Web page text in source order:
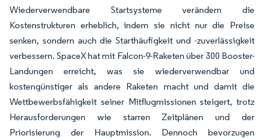
Wiederverwendbare Startsysteme verändern die
Kostenstrukturen erheblich, indem sie nicht nur die Preise
senken, sondern auch die Starthäufigkeit und -zuverlässigkeit
verbessern. SpaceX hat mit Falcon-9-Raketen über 300 Booster-
Landungen erreicht, was sie wiederverwendbar und
kostengünstiger als andere Raketen macht und damit die
Wettbewerbsfähigkeit seiner Mitflugmissionen steigert, trotz
Herausforderungen wie starren Zeitplänen und der
Priorisierung der Hauptmission. Dennoch bevorzugen